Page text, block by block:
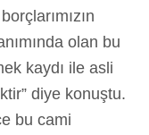
olan bu
kaydı ile asli
diye konuştu.
bu cami